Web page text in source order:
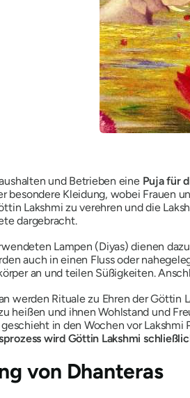
und Betrieben einePuja für
besondere Kleidung, wobei Frauen
Lakshmi zu verehren und die
dargebracht.
Lampen (Diyas) dienen
auch in einen Fluss oder
an und teilen Süßigkeiten.
werden Rituale zu Ehren der
heißen und ihnen Wohlstand und
in den Wochen vor
wird Göttin Lakshmi
von Dhanteras